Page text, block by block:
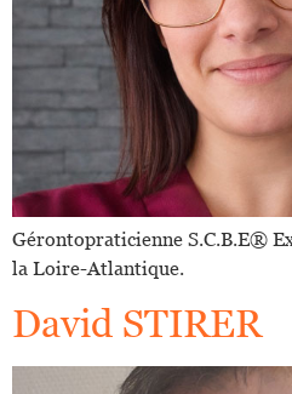
Gérontopraticienne S.C.B.E®️
la Loire-Atlantique.
David STIRER